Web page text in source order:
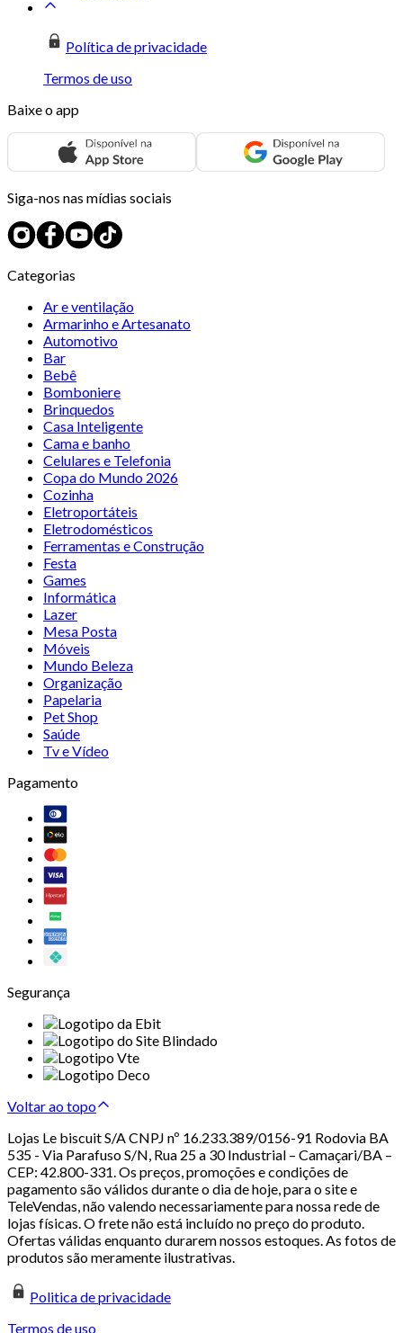
Política de privacidade
Termos de uso
Baixe o app
Siga-nos nas mídias sociais
Categorias
Ar e ventilação
Armarinho e Artesanato
Automotivo
Bar
Bebê
Bomboniere
Brinquedos
Casa Inteligente
Cama e banho
Celulares e Telefonia
Copa do Mundo 2026
Cozinha
Eletroportáteis
Eletrodomésticos
Ferramentas e Construção
Festa
Games
Informática
Lazer
Mesa Posta
Móveis
Mundo Beleza
Organização
Papelaria
Pet Shop
Saúde
Tv e Vídeo
Pagamento
Segurança
Voltar ao topo
Lojas Le biscuit S/A CNPJ nº 16.233.389/0156-91 Rodovia BA
535 - Via Parafuso S/N, Rua 25 a 30 Industrial – Camaçari/BA –
CEP: 42.800-331. Os preços, promoções e condições de
pagamento são válidos durante o dia de hoje, para o site e
TeleVendas, não valendo necessariamente para nossa rede de
lojas físicas. O frete não está incluído no preço do produto.
Ofertas válidas enquanto durarem nossos estoques. As fotos de
produtos são meramente ilustrativas.
Politica de privacidade
Termos de uso